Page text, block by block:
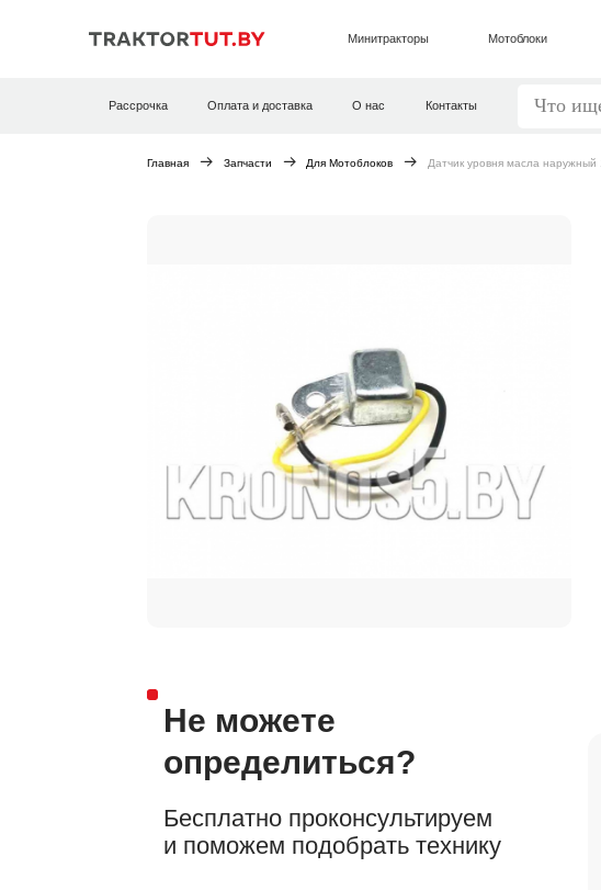
Минитракторы Мотоблоки
Рассрочка Оплата и доставка О нас Контакты
Главная Запчасти Для Мотоблоков Датчик уровня масла наружный
Не можете
определиться?
Бесплатно проконсультируем
и поможем подобрать технику